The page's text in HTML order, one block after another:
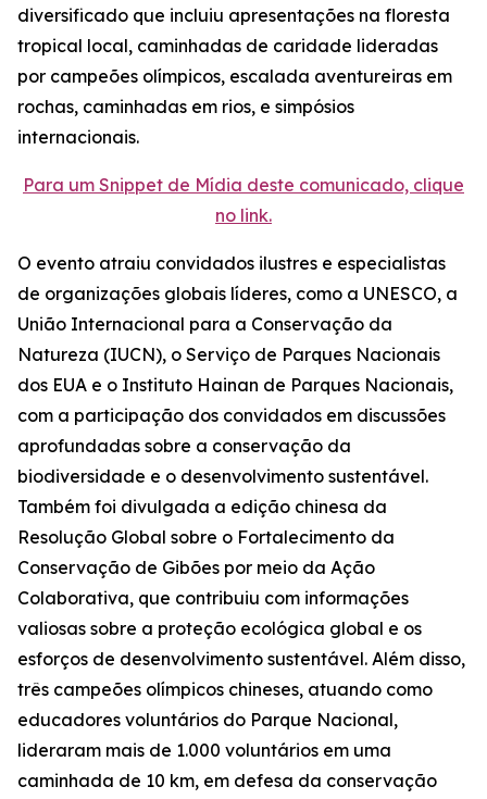
diversificado que incluiu apresentações na floresta
tropical local, caminhadas de caridade lideradas
por campeões olímpicos, escalada aventureiras em
rochas, caminhadas em rios, e simpósios
internacionais.
Para um Snippet de Mídia deste comunicado, clique
no link.
O evento atraiu convidados ilustres e especialistas
de organizações globais líderes, como a UNESCO, a
União Internacional para a Conservação da
Natureza (IUCN), o Serviço de Parques Nacionais
dos EUA e o Instituto Hainan de Parques Nacionais,
com a participação dos convidados em discussões
aprofundadas sobre a conservação da
biodiversidade e o desenvolvimento sustentável.
Também foi divulgada a edição chinesa da
Resolução Global sobre o Fortalecimento da
Conservação de Gibões por meio da Ação
Colaborativa, que contribuiu com informações
valiosas sobre a proteção ecológica global e os
esforços de desenvolvimento sustentável. Além disso,
três campeões olímpicos chineses, atuando como
educadores voluntários do Parque Nacional,
lideraram mais de 1.000 voluntários em uma
caminhada de 10 km, em defesa da conservação